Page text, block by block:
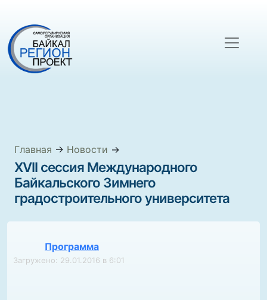
Главная → Новости →
XVII сессия Международного
Байкальского Зимнего
градостроительного университета
Программа
Загружено: 29.01.2016 в 6:01